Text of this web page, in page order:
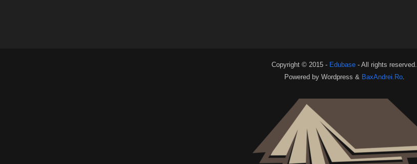
Copyright © 2015 - Edubase - All rights reserved.
Powered by Wordpress & BaxAndrei.Ro.